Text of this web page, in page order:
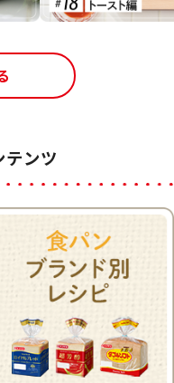
テンツ